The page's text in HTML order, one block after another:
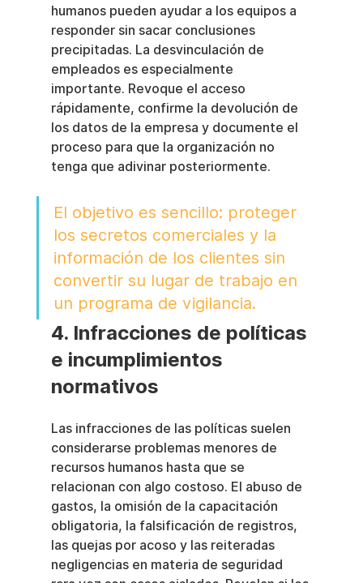
humanos pueden ayudar a los equipos a
responder sin sacar conclusiones
precipitadas. La desvinculación de
empleados es especialmente
importante. Revoque el acceso
rápidamente, confirme la devolución de
los datos de la empresa y documente el
proceso para que la organización no
tenga que adivinar posteriormente.
El objetivo es sencillo: proteger
los secretos comerciales y la
información de los clientes sin
convertir su lugar de trabajo en
un programa de vigilancia.
4. Infracciones de políticas
e incumplimientos
normativos
Las infracciones de las políticas suelen
considerarse problemas menores de
recursos humanos hasta que se
relacionan con algo costoso. El abuso de
gastos, la omisión de la capacitación
obligatoria, la falsificación de registros,
las quejas por acoso y las reiteradas
negligencias en materia de seguridad